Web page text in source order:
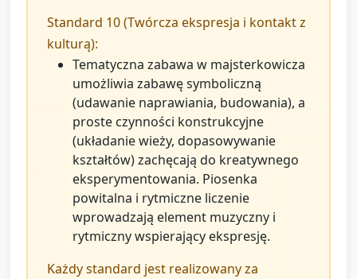
Standard 10 (Twórcza ekspresja i kontakt z
kulturą):
Tematyczna zabawa w majsterkowicza
umożliwia zabawę symboliczną
(udawanie naprawiania, budowania), a
proste czynności konstrukcyjne
(układanie wieży, dopasowywanie
kształtów) zachęcają do kreatywnego
eksperymentowania. Piosenka
powitalna i rytmiczne liczenie
wprowadzają element muzyczny i
rytmiczny wspierający ekspresję.
Każdy standard jest realizowany za